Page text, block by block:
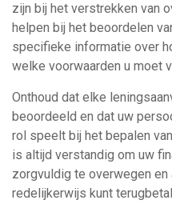
zijn bij het verstrekken van
helpen bij het beoordelen
specifieke informatie over
welke voorwaarden u moet
Onthoud dat elke
beoordeeld en dat uw
rol speelt bij het bepalen
is altijd verstandig om uw
zorgvuldig te overwegen en
redelijkerwijs kunt